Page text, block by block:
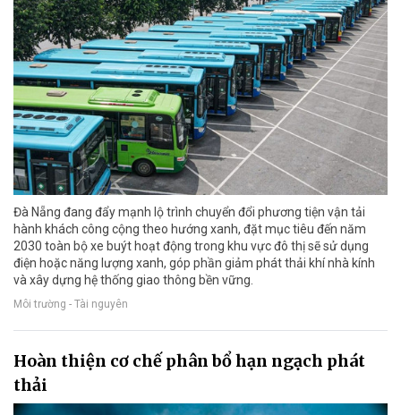
Đà Nẵng đang đẩy mạnh lộ trình chuyển đổi phương tiện vận tải
hành khách công cộng theo hướng xanh, đặt mục tiêu đến năm
2030 toàn bộ xe buýt hoạt động trong khu vực đô thị sẽ sử dụng
điện hoặc năng lượng xanh, góp phần giảm phát thải khí nhà kính
và xây dựng hệ thống giao thông bền vững.
Môi trường - Tài nguyên
Hoàn thiện cơ chế phân bổ hạn ngạch phát
thải